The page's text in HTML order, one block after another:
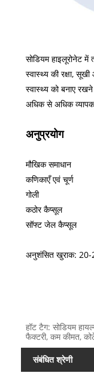
सोडियम हाइलूरोनेट में
स्वास्थ्य की रक्षा,
स्वास्थ्य को बनाए
अधिक से अधिक
अनुप्रयोग
मौखिक समाधान
कणिकाएँ एवं चूर्ण
गोली
कठोर कैप्सूल
सॉफ्ट जेल कैप्सूल
अनुशंसित खुराक: 20-
हॉट टैग: सोडियम
फैक्टरी, कम कीमत,
संबंधित श्रेणी